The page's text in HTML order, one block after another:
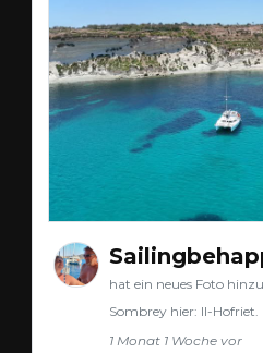
hat ein neues Foto
Sombrey hier: Il-Hofriet.
1 Monat 1 Woche vor